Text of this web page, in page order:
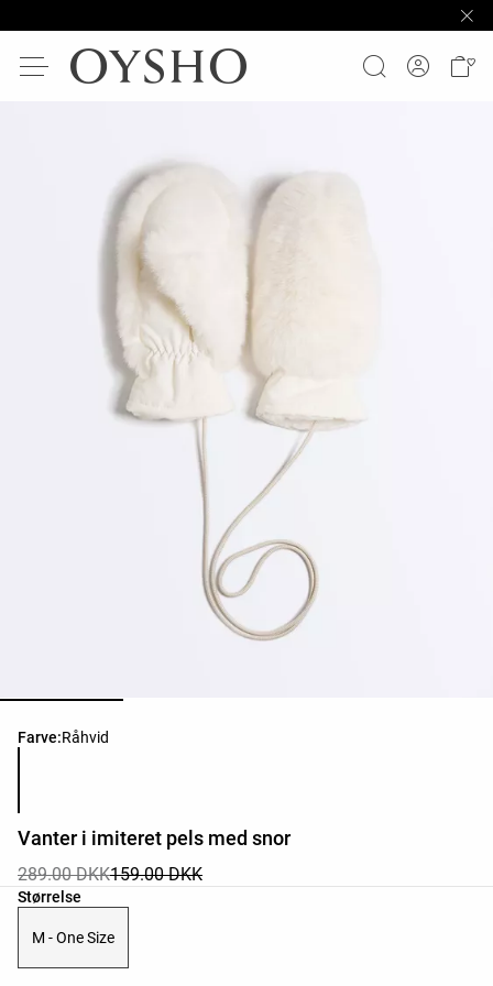
Farve:Råhvid
Liste over produktfarver
Vanter i imiteret pels med snor
289.00 DKK159.00 DKK
Størrelse
Liste over produktstørrelser
M - One Size